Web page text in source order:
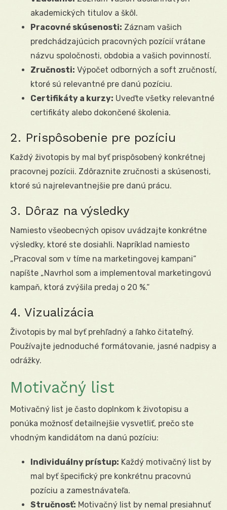
akademických titulov a škôl.
Pracovné skúsenosti: Záznam vašich
predchádzajúcich pracovných pozícií vrátane
názvu spoločnosti, obdobia a vašich povinností.
Zručnosti: Výpočet odborných a soft zručností,
ktoré sú relevantné pre danú pozíciu.
Certifikáty a kurzy: Uveďte všetky relevantné
certifikáty alebo dokončené školenia.
2. Prispôsobenie pre pozíciu
Každý životopis by mal byť prispôsobený konkrétnej
pracovnej pozícii. Zdôraznite zručnosti a skúsenosti,
ktoré sú najrelevantnejšie pre danú prácu.
3. Dôraz na výsledky
Namiesto všeobecných opisov uvádzajte konkrétne
výsledky, ktoré ste dosiahli. Napríklad namiesto
„Pracoval som v tíme na marketingovej kampani“
napíšte „Navrhol som a implementoval marketingovú
kampaň, ktorá zvýšila predaj o 20 %.“
4. Vizualizácia
Životopis by mal byť prehľadný a ľahko čitateľný.
Používajte jednoduché formátovanie, jasné nadpisy a
odrážky.
Motivačný list
Motivačný list je často doplnkom k životopisu a
ponúka možnosť detailnejšie vysvetliť, prečo ste
vhodným kandidátom na danú pozíciu:
Individuálny prístup: Každý motivačný list by
mal byť špecifický pre konkrétnu pracovnú
pozíciu a zamestnávateľa.
Stručnosť: Motivačný list by nemal presiahnuť